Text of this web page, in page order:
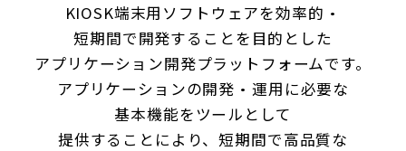
KIOSK端末用ソフトウェアを効率的・
短期間で開発することを 目的とした
アプリケーション開発プラットフォームです。
アプリケーションの開発・運用に必要な
基本機能をツールとして
提供することにより、短期間で高品質な